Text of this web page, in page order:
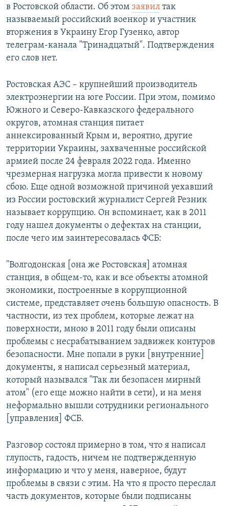
в Ростовской области. Об этом заявил так
называемый российский военкор и участник
вторжения в Украину Егор Гузенко, автор
телеграм-канала "Тринадцатый". Подтверждения
его слов нет.
Ростовская АЭС – крупнейший производитель
электроэнергии на юге России. При этом, помимо
Южного и Северо-Кавказского федерального
округов, атомная станция питает
аннексированный Крым и, вероятно, другие
территории Украины, захваченные российской
армией после 24 февраля 2022 года. Именно
чрезмерная нагрузка могла привести к новому
сбою. Еще одной возможной причиной уехавший
из России ростовский журналист Сергей Резник
называет коррупцию. Он вспоминает, как в 2011
году нашел документы о дефектах на станции,
после чего им заинтересовалась ФСБ:
"Волгодонская [она же Ростовская] атомная
станция, в общем-то, как и все объекты атомной
экономики, построенные в коррупционной
системе, представляет очень большую опасность. В
частности, из тех проблем, которые лежат на
поверхности, мною в 2011 году были описаны
проблемы с несрабатыванием задвижек контуров
безопасности. Мне попали в руки [внутренние]
документы, я написал серьезный материал,
который назывался "Так ли безопасен мирный
атом" (его еще можно найти в сети), и на меня
неформально вышли сотрудники регионального
[управления] ФСБ.
Разговор состоял примерно в том, что я написал
глупость, гадость, ничем не подтвержденную
информацию и что у меня, наверное, будут
проблемы в связи с этим. На что я просто переслал
часть документов, которые были подписаны